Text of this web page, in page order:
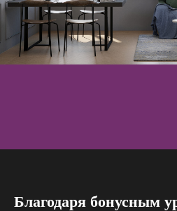
Благодаря бонусным